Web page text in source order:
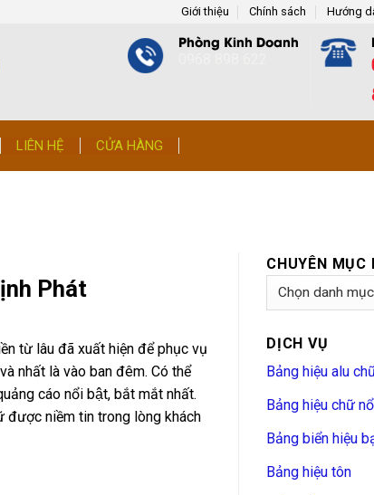
Giới thiệu Chính sách Hướng
Phòng Kinh Doanh
LIÊN HỆ CỬA HÀNG
Phát
từ lâu đã xuất hiện để phục vụ
nhất là vào ban đêm. Có thể
cáo nổi bật, bắt mắt nhất.
được niềm tin trong lòng khách
CHUYÊN MỤC
Chuyên
Án
DỊCH VỤ
Bảng hiệu alu
Bảng hiệu chữ
Bảng biển hiệu
Bảng hiệu tôn